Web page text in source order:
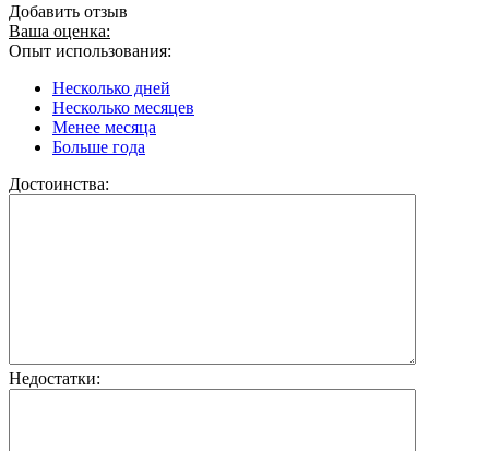
Добавить отзыв
Ваша оценка:
Опыт использования:
Несколько дней
Несколько месяцев
Менее месяца
Больше года
Достоинства:
Недостатки: